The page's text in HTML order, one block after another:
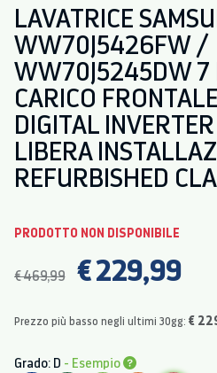
LAVATRICE
WW70J5426FW /
WW70J5245DW 7
CARICO
DIGITAL
LIBERA
REFURBISHED
PRODOTTO NON DISPONIBILE
€ 469,99 € 229,99
Prezzo più basso negli ultimi 30gg: €
Grado: D - Esempio